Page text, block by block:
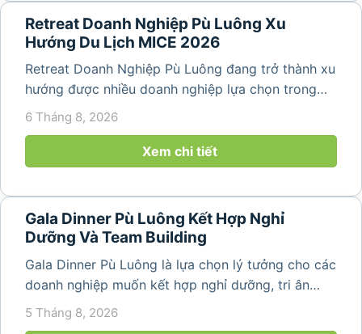
Retreat Doanh Nghiệp Pù Luông Xu
Hướng Du Lịch MICE 2026
Retreat Doanh Nghiệp Pù Luông đang trở thành xu
hướng được nhiều doanh nghiệp lựa chọn trong
năm 2026 khi nhu cầu kết hợp nghỉ dưỡng, hội
mang đến khoảng thời gian thư giãn...
6 Tháng 8, 2026
Xem chi tiết
Gala Dinner Pù Luông Kết Hợp Nghỉ
Dưỡng Và Team Building
Gala Dinner Pù Luông là lựa chọn lý tưởng cho các
doanh nghiệp muốn kết hợp nghỉ dưỡng, tri ân
nhân viên và xây dựng tinh thần đồng đội trong
không gian thiên nhiên yên bình. Với khung cảnh
5 Tháng 8, 2026